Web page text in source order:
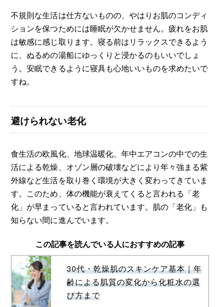
不規則な生活は仕方ないものの、やはりお肌のコンディ
ションを保つためには睡眠が欠かせません。疲れをお肌
は敏感に感じ取ります。寝る前はリラックスできるよう
に、ぬるめの湯船にゆっくりと浸かるのもいいでしょ
う。安眠できるように寝具も心地いいものを求めたいで
すね。
避けられない老化
食生活の欧風化、地球温暖化、年中エアコンの中での生
活による乾燥、オゾン層の破壊などにより年々強まる紫
外線など生活を取り巻く環境が大きく変わってきていま
す。このため、体の機能が衰えてくると言われる「老
化」が早まっていると言われています。肌の「老化」も
知らない間に進んでいます。
この記事を読んでいる人におすすめの記事
30代・乾燥肌のスキンケア基本｜年
齢による肌質の変化から化粧水の選
び方まで